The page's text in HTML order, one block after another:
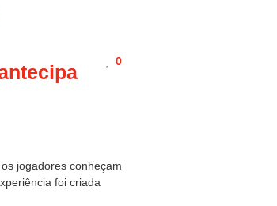
0
jogadores conheçam
foi criada